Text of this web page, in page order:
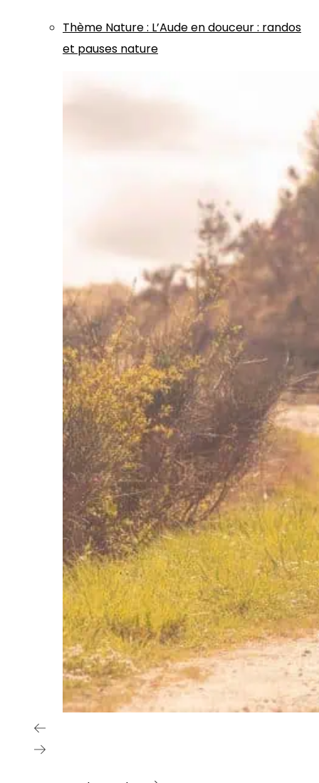
Thème Nature: L’Aude en douceur : randos
et pauses nature